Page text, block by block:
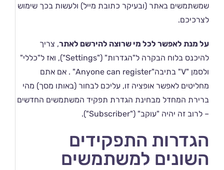
שמשתמשים באתר (ובעיקר כתובת מייל) ולעשות בכך שימוש
לצרכיכם.
על מנת לאפשר לכל מי שרוצה להירשם לאתר, צריך
להיכנס בלוח הבקרה ל"הגדרות" ("Settings"), ואז ל"כללי"
ולסמן "V" בתיבה"Anyone can register" . אם אתם
מחליטים לאפשר אופציה זו, עליכם לבחור (באותו מסך) מהי
ברירת המחדל מבחינת הגדרת תפקיד המשתמשים החדשים
– לרוב זה יהיה "עוקב" ("Subscriber").
הגדרות התפקידים
השונים למשתמשים